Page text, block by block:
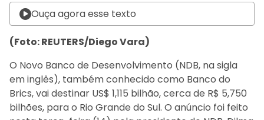
Ouça agora esse texto
(Foto: REUTERS/Diego Vara)
O Novo Banco de Desenvolvimento (NDB, na sigla
em inglês), também conhecido como Banco do
Brics, vai destinar US$ 1,115 bilhão, cerca de R$ 5,750
bilhões, para o Rio Grande do Sul. O anúncio foi feito